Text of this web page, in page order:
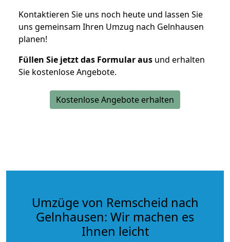
Kontaktieren Sie uns noch heute und lassen Sie
uns gemeinsam Ihren Umzug nach Gelnhausen
planen!
Füllen Sie jetzt das Formular aus und erhalten
Sie kostenlose Angebote.
Kostenlose Angebote erhalten
Umzüge von Remscheid nach
Gelnhausen: Wir machen es
Ihnen leicht